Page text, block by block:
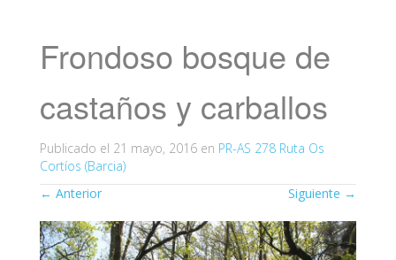
Frondoso bosque de
castaños y carballos
Publicado el 21 mayo, 2016 en PR-AS 278 Ruta Os
Cortíos (Barcia)
← Anterior Siguiente →